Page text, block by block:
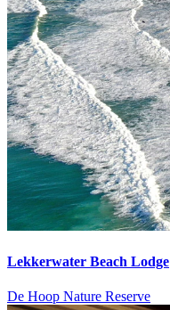
Lekkerwater Beach Lodge
De Hoop Nature Reserve